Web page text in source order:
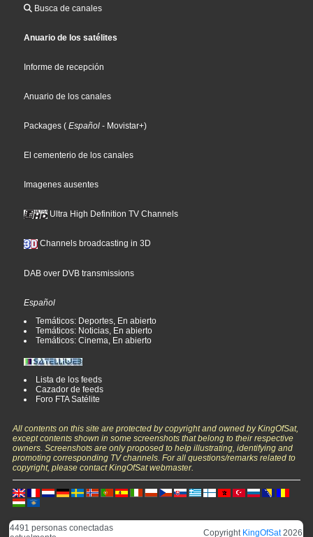
Busca de canales
Anuario de los satélites
Informe de recepción
Anuario de los canales
Packages ( Español - Movistar+)
El cementerio de los canales
Imagenes ausentes
Ultra High Definition TV Channels
Channels broadcasting in 3D
DAB over DVB transmissions
Español
Temáticos: Deportes, En abierto
Temáticos: Noticias, En abierto
Temáticos: Cinema, En abierto
Lista de los feeds
Cazador de feeds
Foro FTA Satélite
All contents on this site are protected by copyright and owned by KingOfSat,
except contents shown in some screenshots that belong to their respective
owners. Screenshots are only proposed to help illustrating, identifying and
promoting corresponding TV channels. For all questions/remarks related to
copyright, please contact KingOfSat webmaster.
4491 personas conectadas
Copyright KingOfSat2026